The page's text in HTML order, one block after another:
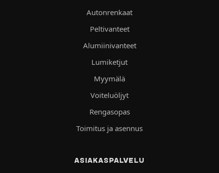
Autonrenkaat
Peltivanteet
Alumiinivanteet
Lumiketjut
Myymälä
Voiteluöljyt
Rengasopas
Toimitus ja asennus
ASIAKASPALVELU